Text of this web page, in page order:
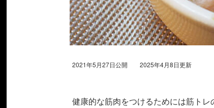
2021年5月27日公開 2025年4月8日更新
健康的な筋肉をつけるためには筋トレ